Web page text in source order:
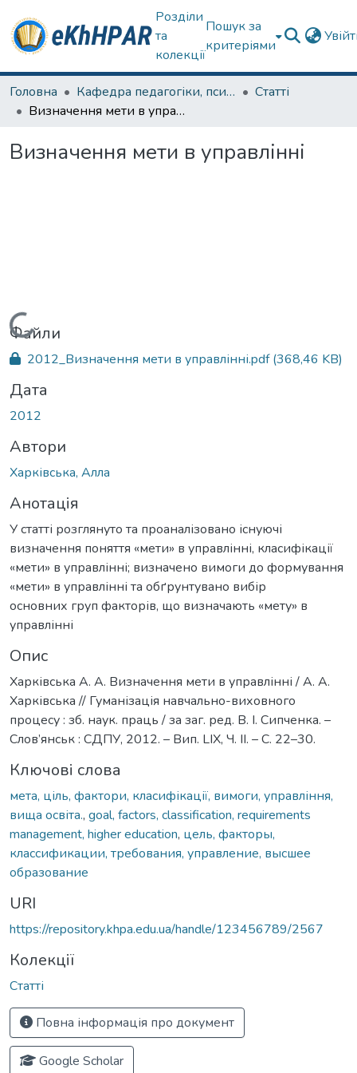
Розділи
та
колекції
Пошук за
критеріями
Головна Кафедра педагогіки, психології, початкової освіти та освітнього менеджменту
Статті
Визначення мети в управлінні
Визначення мети в управлінні
Вантажиться...
Файли
2012_Визначення мети в управлінні.pdf(368,46 KB)
Дата
2012
Автори
Харківська, Алла
Анотація
У статті розглянуто та проаналізовано існуючі
визначення поняття «мети» в управлінні, класифікації
«мети» в управлінні; визначено вимоги до формування
«мети» в управлінні та обґрунтувано вибір
основних груп факторів, що визначають «мету» в
управлінні
Опис
Харківська А. А. Визначення мети в управлінні / А. А.
Харківська // Гуманізація навчально-виховного
процесу : зб. наук. праць / за заг. ред. В. І. Сипченка. –
Слов’янськ : СДПУ, 2012. – Вип. LIX, Ч. ІІ. – С. 22–30.
Ключові слова
мета, ціль, фактори, класифікації, вимоги, управління,
вища освіта., goal, factors, classification, requirements
management, higher education, цель, факторы,
классификации, требования, управление, высшее
образование
URI
https://repository.khpa.edu.ua/handle/123456789/2567
Колекції
Статті
Повна інформація про документ
Google Scholar